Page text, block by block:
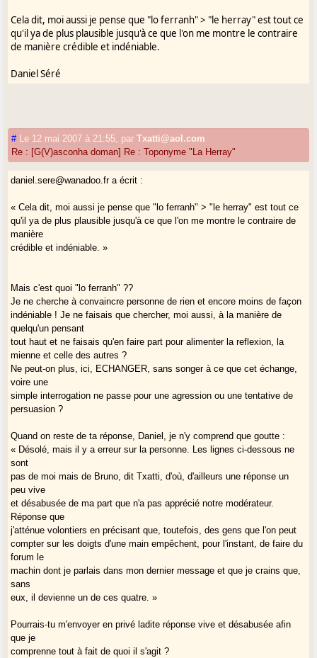
Cela dit, moi aussi je pense que "lo ferranh" > "le herray" est tout ce
qu'il ya de plus plausible jusqu'à ce que l'on me montre le contraire
de manière crédible et indéniable.
Daniel Séré
# Le 12 mai 2007 à 21:55 parTxatti@aol.com
Re : [G(V)asconha doman] Re : Toponyme "La Herray"
daniel.sere@wanadoo.fr a écrit :
« Cela dit, moi aussi je pense que "lo ferranh" > "le herray" est tout ce
qu'il ya de plus plausible jusqu'à ce que l'on me montre le contraire de
manière
crédible et indéniable. »
Mais c'est quoi "lo ferranh" ??
Je ne cherche à convaincre personne de rien et encore moins de façon
indéniable ! Je ne faisais que chercher, moi aussi, à la manière de
quelqu'un pensant
tout haut et ne faisais qu'en faire part pour alimenter la reflexion, la
mienne et celle des autres ?
Ne peut-on plus, ici, ECHANGER, sans songer à ce que cet échange,
voire une
simple interrogation ne passe pour une agression ou une tentative de
persuasion ?
Quand on reste de ta réponse, Daniel, je n'y comprend que goutte :
« Désolé, mais il y a erreur sur la personne. Les lignes ci-dessous ne
sont
pas de moi mais de Bruno, dit Txatti, d'où, d'ailleurs une réponse un
peu vive
et désabusée de ma part que n'a pas apprécié notre modérateur.
Réponse que
j'atténue volontiers en précisant que, toutefois, des gens que l'on peut
compter sur les doigts d'une main empêchent, pour l'instant, de faire du
forum le
machin dont je parlais dans mon dernier message et que je crains que,
sans
eux, il devienne un de ces quatre. »
Pourrais-tu m'envoyer en privé ladite réponse vive et désabusée afin
que je
comprenne tout à fait de quoi il s'agit ?